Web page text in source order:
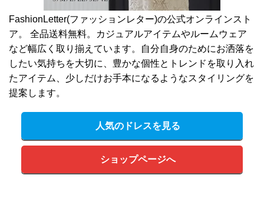
FashionLetter(ファッションレター)の公式オンラインスト
ア。 全品送料無料。カジュアルアイテムやルームウェア
など幅広く取り揃えています。自分自身のためにお洒落を
したい気持ちを大切に、豊かな個性とトレンドを取り入れ
たアイテム、少しだけお手本になるようなスタイリングを
提案します。
人気のドレスを見る
ショップページへ